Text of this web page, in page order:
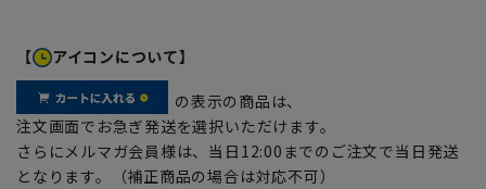
【 アイコンについて】
の表示の商品は、
注文画面でお急ぎ発送を選択いただけます。
さらにメルマガ会員様は、当日12:00までのご注文で当日発送
となります。（補正商品の場合は対応不可）